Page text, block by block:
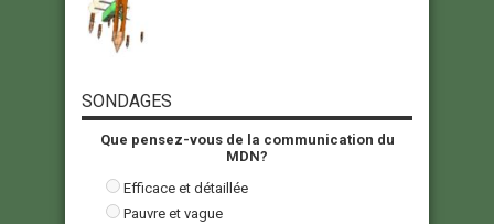
SONDAGES
Que pensez-vous de la communication du
MDN?
Efficace et détaillée
Pauvre et vague